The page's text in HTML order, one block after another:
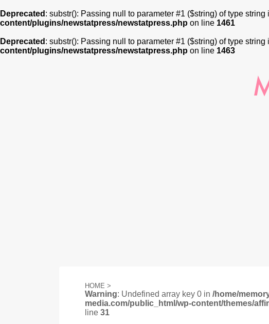
Deprecated : substr(): Passing null to parameter #1 ($string) of type string
content/plugins/newstatpress/newstatpress.php on line 1461
Deprecated : substr(): Passing null to parameter #1 ($string) of type string
content/plugins/newstatpress/newstatpress.php on line 1463
HOME >
Warning: Undefined array key 0 in /home/
media.com/public_html/wp-content/themes/
line 31